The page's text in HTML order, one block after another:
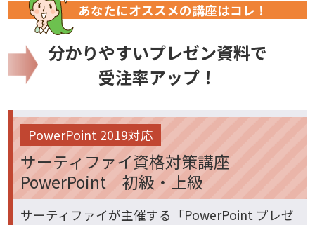
あなたにオススメの講座はコレ！
分かりやすいプレゼン資料で
受注率アップ！
PowerPoint 2019対応
サーティファイ資格対策講座
PowerPoint 初級・上級
サーティファイが主催する「PowerPoint プレゼ